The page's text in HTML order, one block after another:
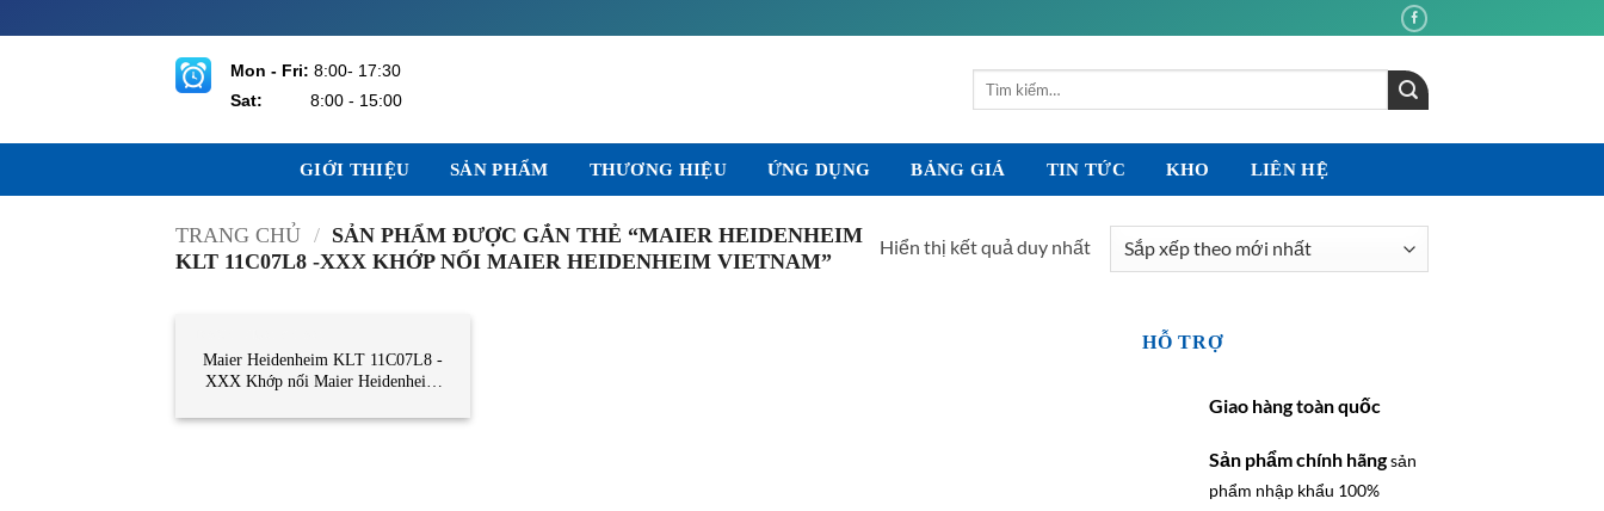
qua
Mon - Fri: 8:00- 17:30
Sat:
8:00 - 15:00
Tìm
GIỚI THIỆU SẢN PHẨM THƯƠNG HIỆU ỨNG DỤNG BẢNG GIÁ TIN TỨC KHO LIÊN HỆ
TRANG CHỦ / SẢN PHẨM ĐƯỢC GẮN THẺ “MAIER HEIDENHEIM
KLT 11C07L8 -XXX KHỚP NỐI MAIER HEIDENHEIM VIETNAM”
Hiển thị kết quả duy nhất
Maier Heidenheim KLT 11C07L8 -
XXX Khớp nối Maier Heidenheim
HỖ TRỢ
Giao hàng toàn quốc
Sản phẩm chính hãngsản
phẩm nhập khẩu 100%